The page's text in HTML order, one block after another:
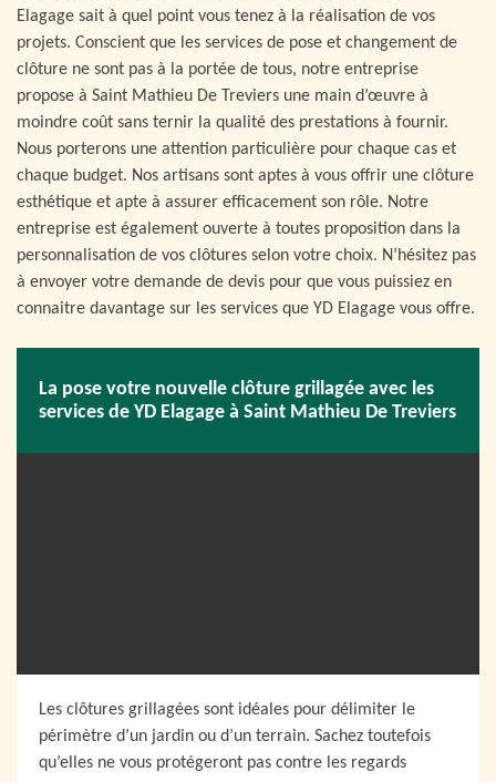
Elagage sait à quel point vous tenez à la réalisation de vos
projets. Conscient que les services de pose et changement de
clôture ne sont pas à la portée de tous, notre entreprise
propose à Saint Mathieu De Treviers une main d’œuvre à
moindre coût sans ternir la qualité des prestations à fournir.
Nous porterons une attention particulière pour chaque cas et
chaque budget. Nos artisans sont aptes à vous offrir une clôture
esthétique et apte à assurer efficacement son rôle. Notre
entreprise est également ouverte à toutes proposition dans la
personnalisation de vos clôtures selon votre choix. N’hésitez pas
à envoyer votre demande de devis pour que vous puissiez en
connaitre davantage sur les services que YD Elagage vous offre.
La pose votre nouvelle clôture grillagée avec les
services de YD Elagage à Saint Mathieu De Treviers
Les clôtures grillagées sont idéales pour délimiter le
périmètre d’un jardin ou d’un terrain. Sachez toutefois
qu’elles ne vous protégeront pas contre les regards